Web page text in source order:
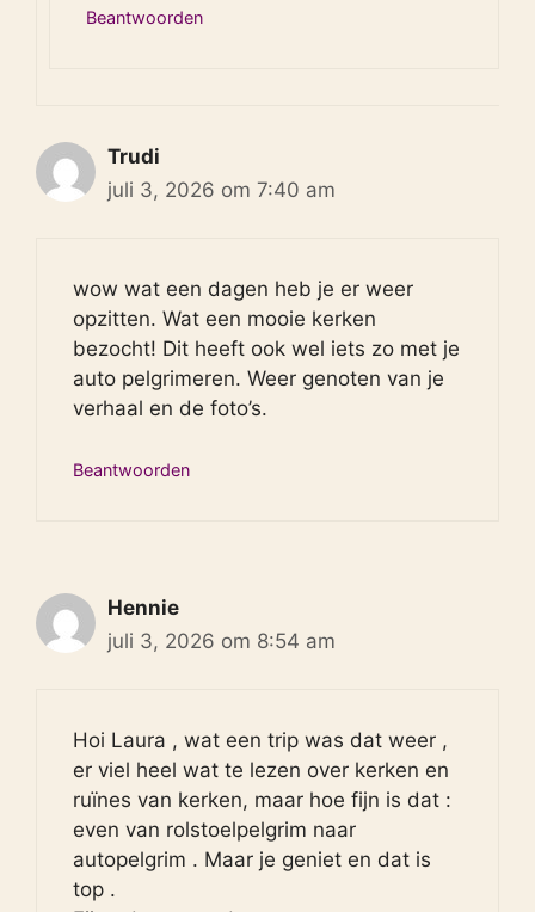
Beantwoorden
Trudi
juli 3, 2026 om 7:40 am
wow wat een dagen heb je er weer
opzitten. Wat een mooie kerken
bezocht! Dit heeft ook wel iets zo met je
auto pelgrimeren. Weer genoten van je
verhaal en de foto’s.
Beantwoorden
Hennie
juli 3, 2026 om 8:54 am
Hoi Laura , wat een trip was dat weer ,
er viel heel wat te lezen over kerken en
ruïnes van kerken, maar hoe fijn is dat :
even van rolstoelpelgrim naar
autopelgrim . Maar je geniet en dat is
top .